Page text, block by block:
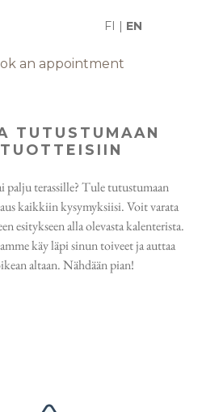
FI | EN
an appointment
TUTUSTUMAAN
palju terassille? Tule tutustumaan
kaikkiin kysymyksiisi. Voit varata
esitykseen alla olevasta kalenterista.
käy läpi sinun toiveet ja auttaa
altaan. Nähdään pian!